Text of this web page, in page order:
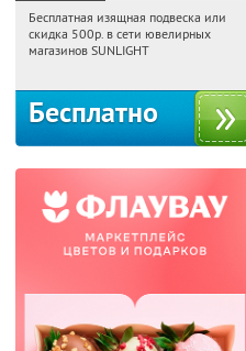
08:37:48 Получили:
Россия
Бесплатная изящная подвеска или
скидка 500р. в сети ювелирных
магазинов SUNLIGHT
Бесплатно